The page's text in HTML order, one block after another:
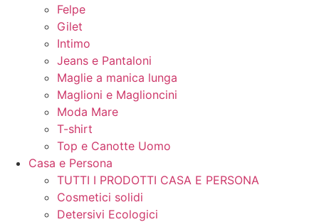
Felpe
Gilet
Intimo
Jeans e Pantaloni
Maglie a manica lunga
Maglioni e Maglioncini
Moda Mare
T-shirt
Top e Canotte Uomo
Casa e Persona
TUTTI I PRODOTTI CASA E PERSONA
Cosmetici solidi
Detersivi Ecologici